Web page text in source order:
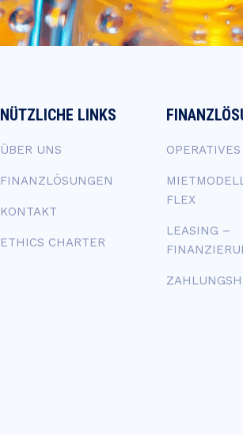
NÜTZLICHE LINKS
ÜBER UNS
FINANZLÖSUNGEN
KONTAKT
ETHICS CHARTER
FLEX
LEASING –